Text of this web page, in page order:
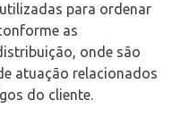
para ordenar
as
onde são
atuação relacionados
do cliente.